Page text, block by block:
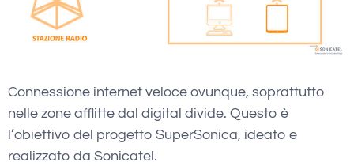
Connessione internet veloce ovunque, soprattutto
nelle zone afflitte dal digital divide. Questo è
l’obiettivo del progetto SuperSonica, ideato e
realizzato da Sonicatel.